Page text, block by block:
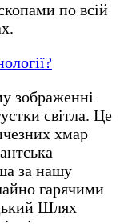
по всій
зображенні
світла. Це
хмар
за нашу
гарячими
Шлях